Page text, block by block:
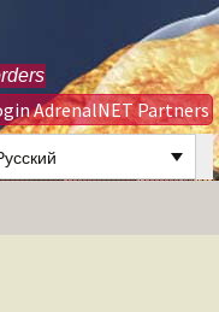
AdrenalNET Partners